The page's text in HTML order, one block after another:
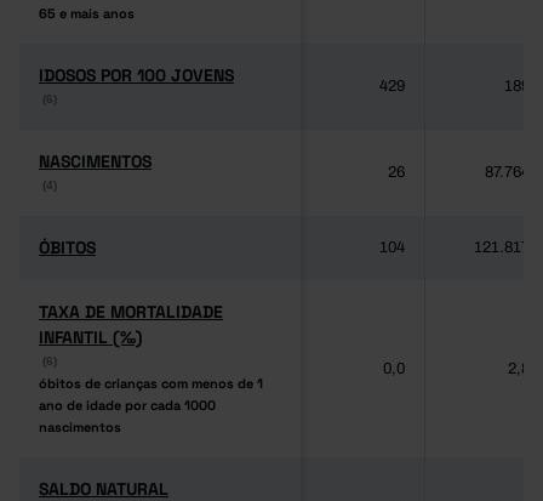
65 e mais anos
65 e mais anos
IDOSOS POR 100 JOVENS
(6)
IDOSOS POR 100 JOVENS
(6)
429 189
NASCIMENTOS
(4)
NASCIMENTOS
(4)
26 87.764
ÓBITOS
ÓBITOS 104 121.817
TAXA DE MORTALIDADE
INFANTIL (‰)
(6)
óbitos de crianças com menos de 1
ano de idade por cada 1000
nascimentos
TAXA DE MORTALIDADE
INFANTIL (‰)
(6)
óbitos de crianças com menos de 1
ano de idade por cada 1000
nascimentos
0,0 2,8
SALDO NATURAL
SALDO NATURAL